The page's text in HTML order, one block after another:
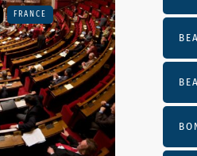
FRANCE